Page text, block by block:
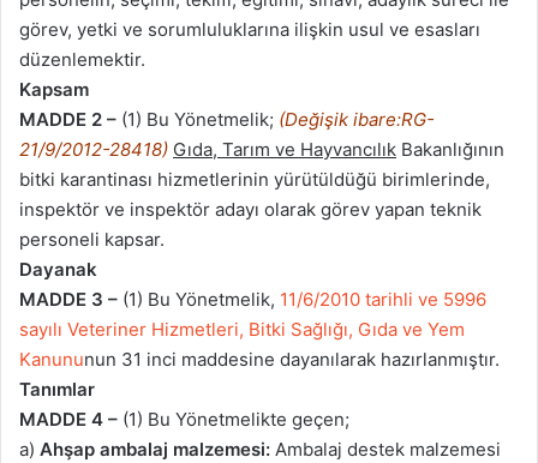
görev, yetki ve sorumluluklarına ilişkin usul ve esasları
düzenlemektir.
Kapsam
MADDE 2 – (1) Bu Yönetmelik; (Değişik ibare:RG-
21/9/2012-28418) Gıda, Tarım ve Hayvancılık Bakanlığının
bitki karantinası hizmetlerinin yürütüldüğü birimlerinde,
inspektör ve inspektör adayı olarak görev yapan teknik
personeli kapsar.
Dayanak
MADDE 3 – (1) Bu Yönetmelik, 11/6/2010 tarihli ve 5996
sayılı Veteriner Hizmetleri, Bitki Sağlığı, Gıda ve Yem
Kanununun 31 inci maddesine dayanılarak hazırlanmıştır.
Tanımlar
MADDE 4 – (1) Bu Yönetmelikte geçen;
a) Ahşap ambalaj malzemesi: Ambalaj destek malzemesi